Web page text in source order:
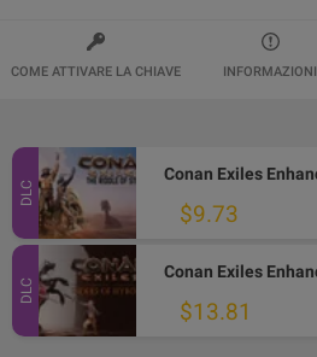
COME ATTIVARE LA CHIAVE INFORMAZIONI
DLC
$9.73
DLC
$13.81